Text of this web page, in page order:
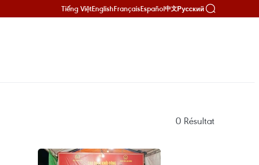
Tiếng ViệtEnglishFrançaisEspañol中文Русский
0 Résultat